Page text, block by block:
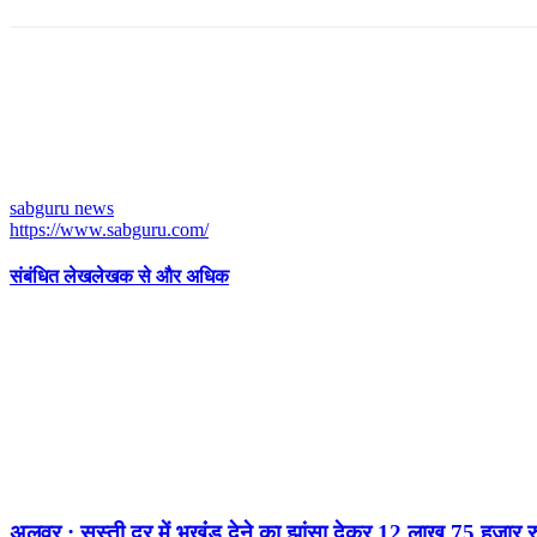
sabguru news
https://www.sabguru.com/
संबंधित लेखलेखक से और अधिक